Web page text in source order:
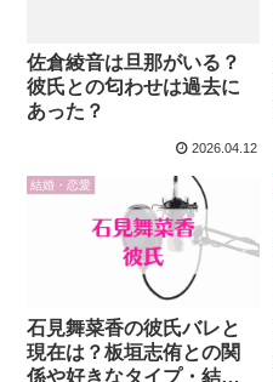
佐倉綾音は旦那がいる？
彼氏との匂わせは過去に
あった？
2026.04.12
結婚・恋愛
石見舞菜香の彼氏バレと
現在は？板垣志侑との関
係や好きなタイプ・結婚